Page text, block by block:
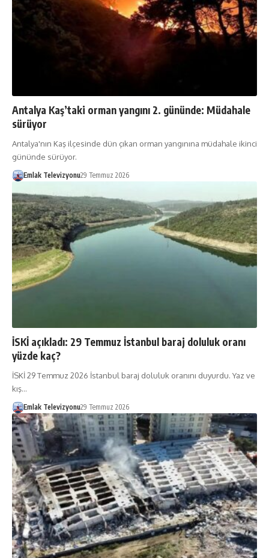
Antalya Kaş’taki orman yangını 2. gününde: Müdahale
sürüyor
Antalya'nın Kaş ilçesinde dün çıkan orman yangınına müdahale ikinci
gününde sürüyor.
Emlak Televizyonu29 Temmuz 2026
İSKİ açıkladı: 29 Temmuz İstanbul baraj doluluk oranı
yüzde kaç?
İSKİ 29 Temmuz 2026 İstanbul baraj doluluk oranını duyurdu. Yaz ve
kış…
Emlak Televizyonu29 Temmuz 2026